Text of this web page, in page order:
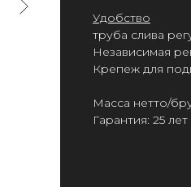
Удобство
труба слива
Независимая
Крепеж для
Масса нетто/
Гарантия: 25 лет